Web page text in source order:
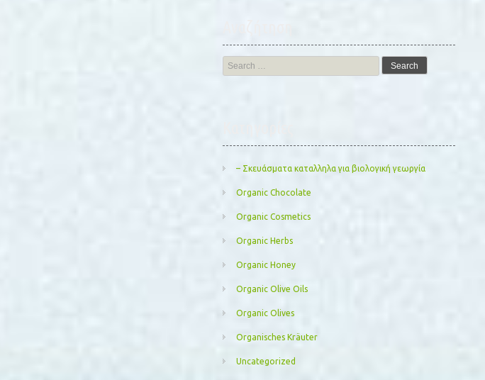
Search
for:
– Σκευάσματα καταλληλα για βιολογική γεωργία
Organic Chocolate
Organic Cosmetics
Organic Herbs
Organic Honey
Organic Olive Oils
Organic Olives
Organisches Kräuter
Uncategorized